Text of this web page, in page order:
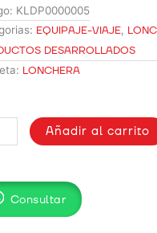
KLDP0000005
EQUIPAJE-VIAJE,
DESARROLLADOS
LONCHERA
Añadir al carrito
Consultar